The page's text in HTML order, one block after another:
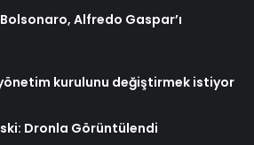
Alfredo Gaspar’ı
kurulunu değiştirmek istiyor
Dronla Görüntülendi